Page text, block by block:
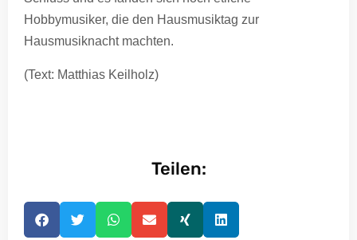
Hobbymusiker, die den Hausmusiktag zur
Hausmusiknacht machten.
(Text: Matthias Keilholz)
Teilen: